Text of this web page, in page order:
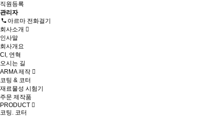
직원등록
관리자
아르마 전화걸기
회사소개
인사말
회사개요
CI, 연혁
오시는 길
ARMA 제작
코팅 & 코터
재료물성 시험기
주문 제작품
PRODUCT
코팅. 코터